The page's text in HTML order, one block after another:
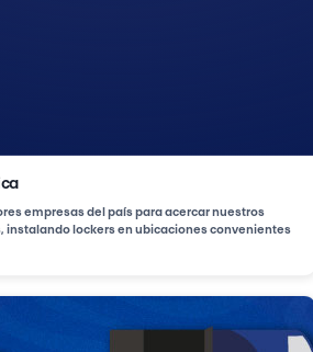
empresas del país para acercar nuestros
instalando lockers en ubicaciones convenientes